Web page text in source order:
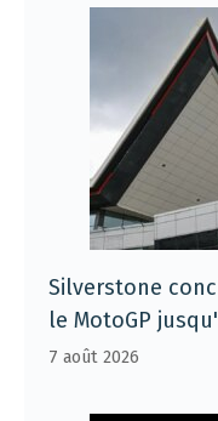
Silverstone
le MotoGP
7 août 2026